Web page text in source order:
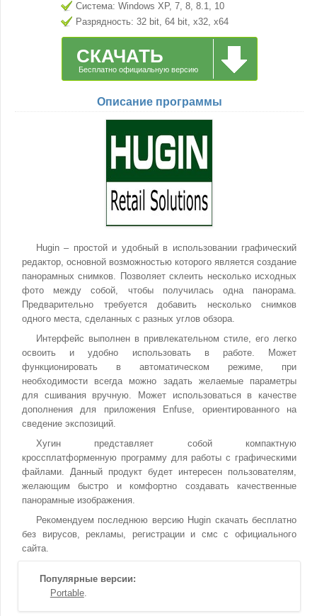
Система: Windows XP, 7, 8, 8.1, 10
Разрядность: 32 bit, 64 bit, x32, x64
СКАЧАТЬ
Бесплатно официальную версию
Описание программы
Hugin – простой и удобный в использовании графический
редактор, основной возможностью которого является создание
панорамных снимков. Позволяет склеить несколько исходных
фото между собой, чтобы получилась одна панорама.
Предварительно требуется добавить несколько снимков
одного места, сделанных с разных углов обзора.
Интерфейс выполнен в привлекательном стиле, его легко
освоить и удобно использовать в работе. Может
функционировать в автоматическом режиме, при
необходимости всегда можно задать желаемые параметры
для сшивания вручную. Может использоваться в качестве
дополнения для приложения Enfuse, ориентированного на
сведение экспозиций.
Хугин представляет собой компактную
кроссплатформенную программу для работы с графическими
файлами. Данный продукт будет интересен пользователям,
желающим быстро и комфортно создавать качественные
панорамные изображения.
Рекомендуем последнюю версию Hugin скачать бесплатно
без вирусов, рекламы, регистрации и смс с официального
сайта.
Популярные версии:
Portable